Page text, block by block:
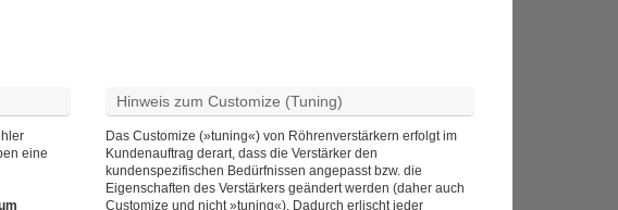
eine
Hinweis zum Customize (Tuning)
Das Customize (»tuning«) von Röhrenverstärkern erfolgt im
Kundenauftrag derart, dass die Verstärker den
kundenspezifischen Bedürfnissen angepasst bzw. die
Eigenschaften des Verstärkers geändert werden (daher auch
Customize und nicht »tuning«). Dadurch erlischt jeder